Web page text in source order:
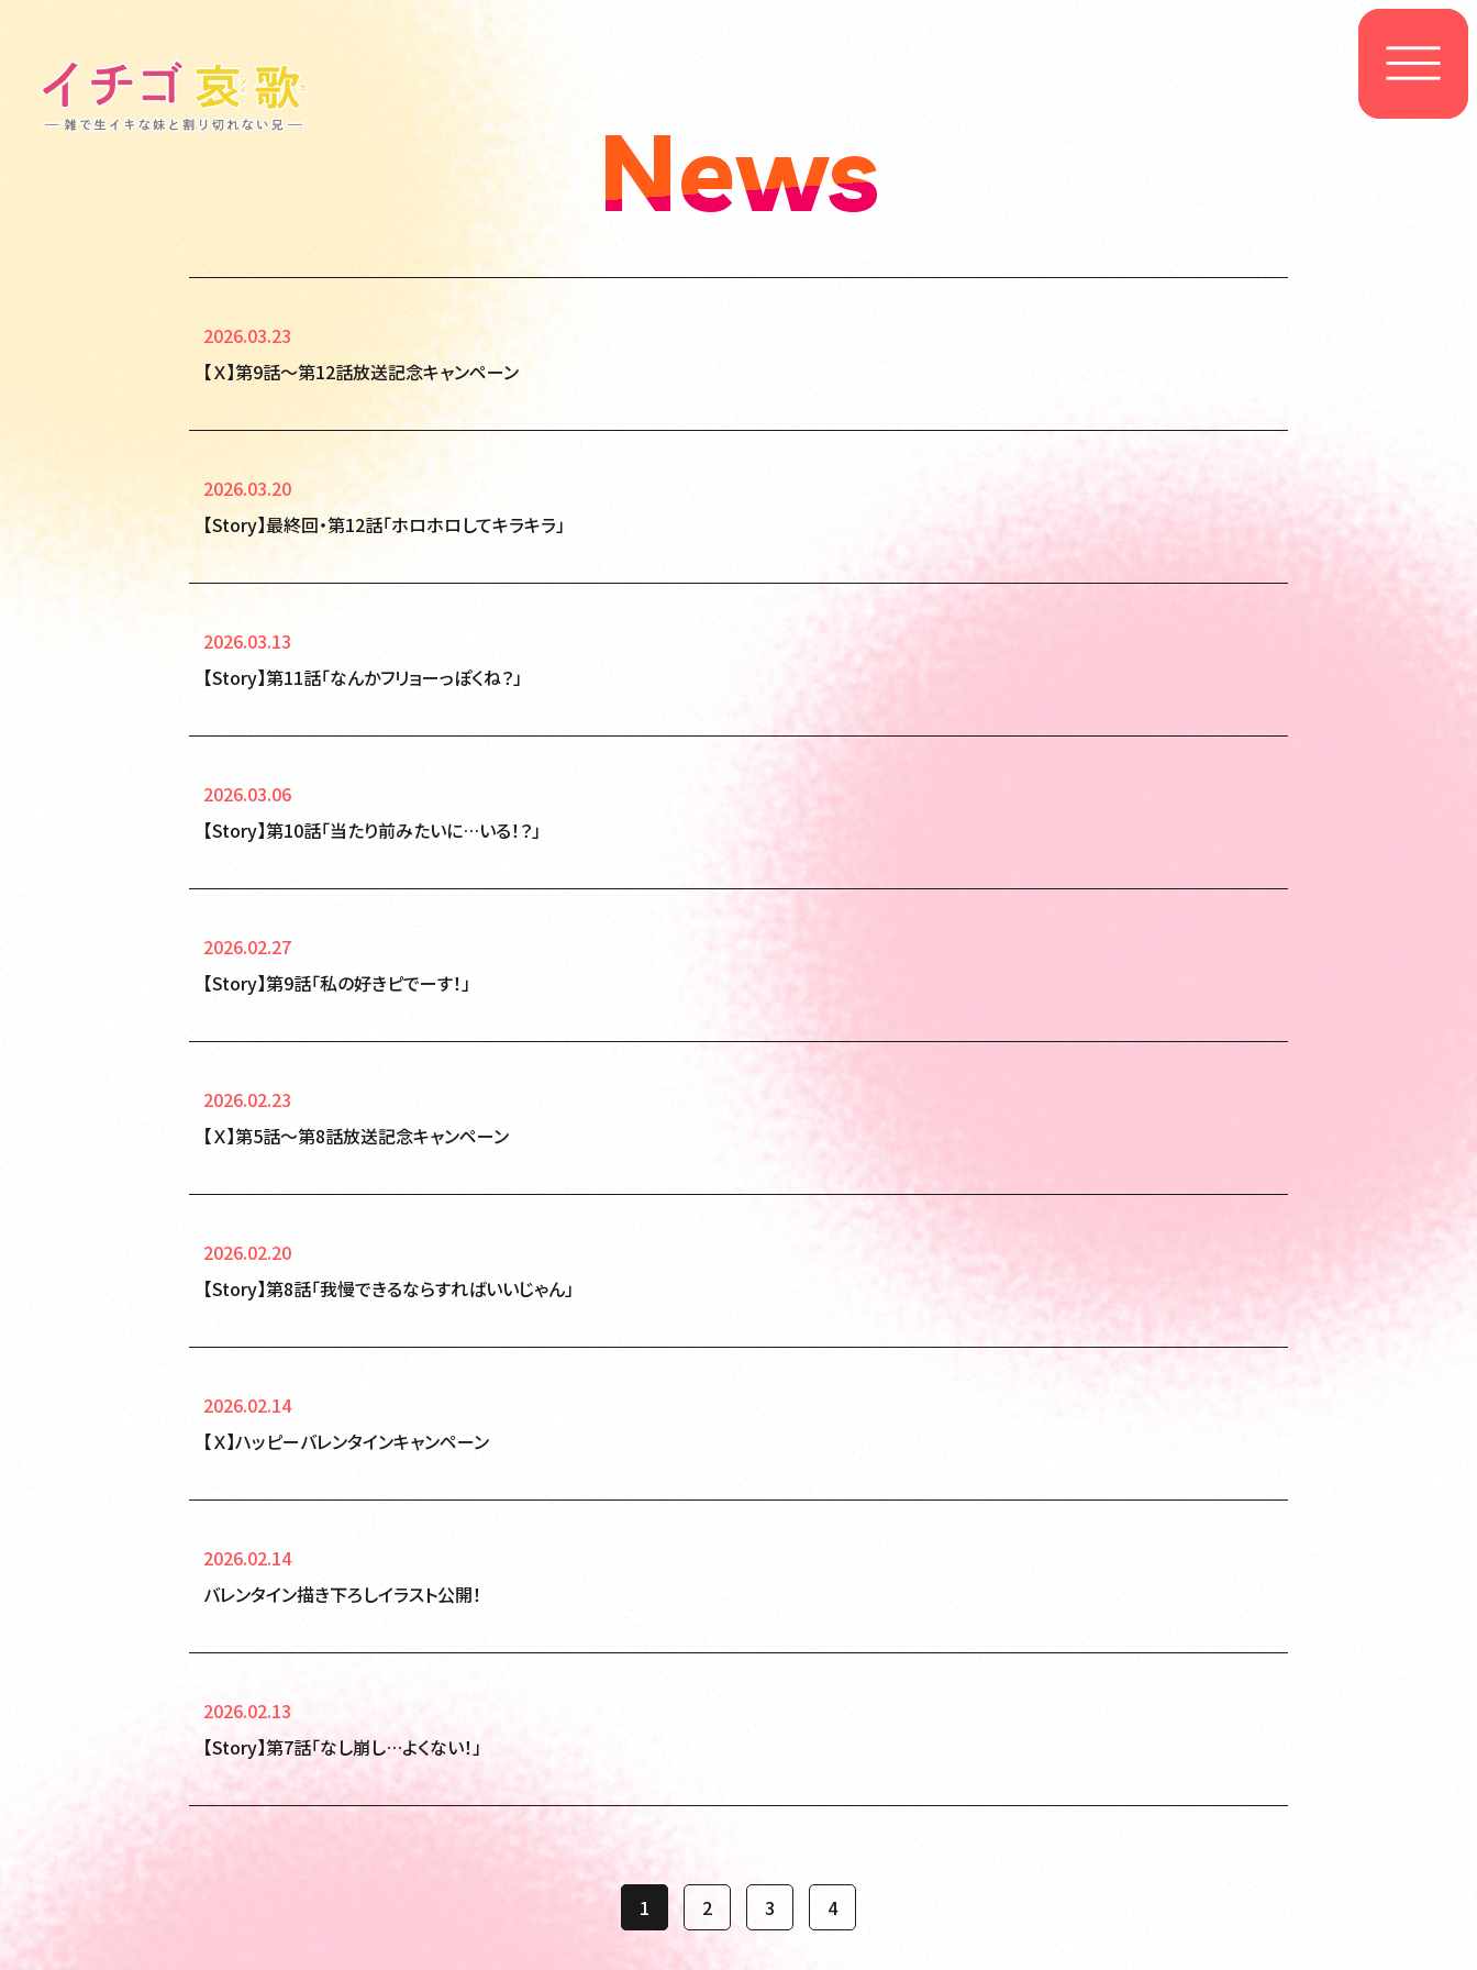
News
2026.03.23
【Ｘ】第9話～第12話放送記念キャンペーン
2026.03.20
【Story】最終回・第12話「ホロホロしてキラキラ」
2026.03.13
【Story】第11話「なんかフリョーっぽくね？」
2026.03.06
【Story】第10話「当たり前みたいに…いる！？」
2026.02.27
【Story】第9話「私の好きピでーす！」
2026.02.23
【Ｘ】第5話～第8話放送記念キャンペーン
2026.02.20
【Story】第8話「我慢できるならすればいいじゃん」
2026.02.14
【Ｘ】ハッピーバレンタインキャンペーン
2026.02.14
バレンタイン描き下ろしイラスト公開！
2026.02.13
【Story】第7話「なし崩し…よくない！」
1 2 3 4